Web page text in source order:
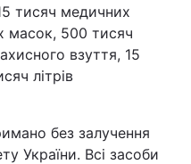
тисяч медичних
масок, 500 тисяч
взуття, 15
літрів
без залучення
України. Всі засоби